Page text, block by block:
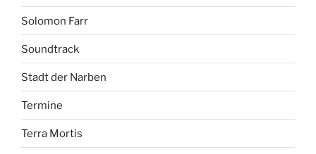
Solomon Farr
Soundtrack
Stadt der Narben
Termine
Terra Mortis